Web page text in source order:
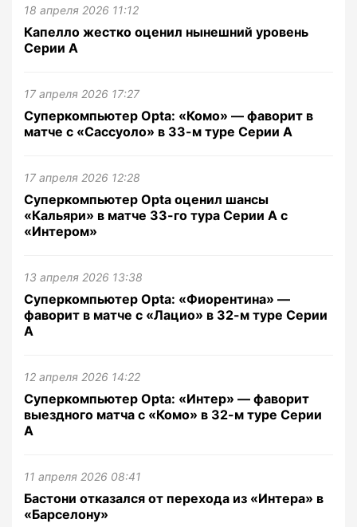
18 апреля 2026 11:12
Капелло жестко оценил нынешний уровень
Серии А
17 апреля 2026 17:27
Суперкомпьютер Opta: «Комо» — фаворит в
матче с «Сассуоло» в 33-м туре Серии А
17 апреля 2026 12:28
Суперкомпьютер Opta оценил шансы
«Кальяри» в матче 33-го тура Серии А с
«Интером»
13 апреля 2026 13:38
Суперкомпьютер Opta: «Фиорентина» —
фаворит в матче с «Лацио» в 32-м туре Серии
А
12 апреля 2026 14:22
Суперкомпьютер Opta: «Интер» — фаворит
выездного матча с «Комо» в 32-м туре Серии
А
11 апреля 2026 08:41
Бастони отказался от перехода из «Интера» в
«Барселону»